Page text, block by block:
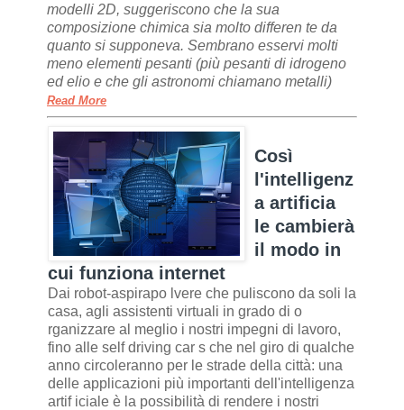
modelli 2D, suggeriscono che la sua
composizione chimica sia molto differen te da
quanto si supponeva. Sembrano esservi molti
meno elementi pesanti (più pesanti di idrogeno
ed elio e che gli astronomi chiamano metalli)
Read More
Così
l'intelligenz
a artificia
le cambierà
il modo in
cui funziona internet
Dai robot-aspirapo lvere che puliscono da soli la
casa, agli assistenti virtuali in grado di o
rganizzare al meglio i nostri impegni di lavoro,
fino alle self driving car s che nel giro di qualche
anno circoleranno per le strade della città: una
delle applicazioni più importanti dell'intelligenza
artif iciale è la possibilità di rendere i nostri